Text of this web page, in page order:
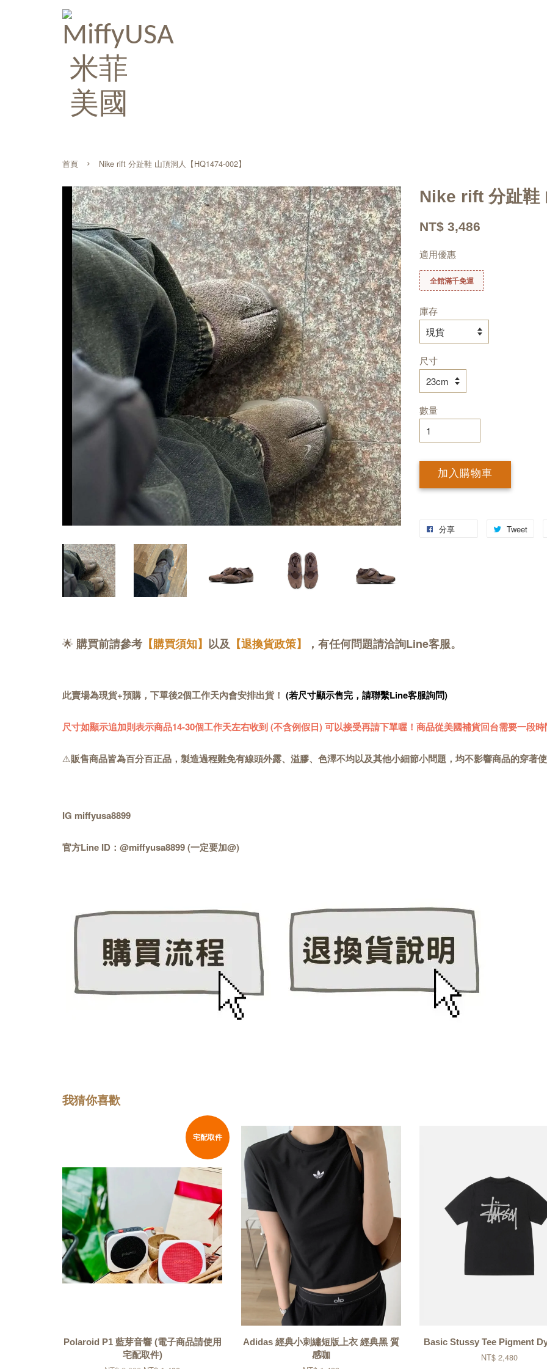
首頁 › Nike rift 分趾鞋 山頂洞人【HQ1474-002】
Nike rift 分趾鞋
NT$ 3,486
適用優惠
全館滿千免運
庫存
尺寸
數量
加入購物車
分享 Tweet
🌟 購買前請參考 【購買須知】 以及 【退換貨政策】 ，有任何問題請洽詢Line客服。
此賣場為現貨+預購，下單後2個工作天內會安排出貨！ (若尺寸顯示售完，請聯繫Line客服詢問)
尺寸如顯示追加則表示商品14-30個工作天左右收到 (不含例假日) 可以接受再請下單喔！商品從美國補貨回台需要一段時
⚠️販售商品皆為百分百正品，製造過程難免有線頭外露、溢膠、色澤不均以及其他小細節小問題，均不影響商品的穿著
IG miffyusa8899
官方Line ID：@miffyusa8899 (一定要加@)
我猜你喜歡
宅配取件
Polaroid P1 藍芽音響 (電子商品請使用
宅配取件)
Adidas 經典小刺繡短版上衣 經典黑 質
感咖
Basic Stussy Tee Pigment
NT$ 2,480